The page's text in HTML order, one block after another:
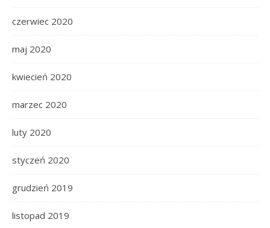
czerwiec 2020
maj 2020
kwiecień 2020
marzec 2020
luty 2020
styczeń 2020
grudzień 2019
listopad 2019